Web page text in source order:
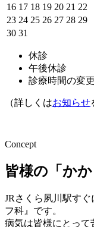
16 17 18 19 20 21 22
23 24 25 26 27 28 29
30 31
休診
午後休診
診療時間の変更
（詳しくはお知らせ
Concept
皆様の「か
JRさくら夙川駅す
フ科』です。
病気は皆様にとって